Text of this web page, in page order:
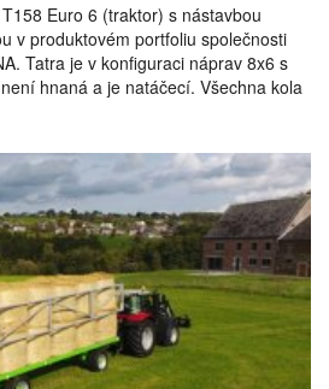
Euro 6 (traktor) s nástavbou
v produktovém portfoliu společnosti
Tatra je v konfiguraci náprav 8x6 s
hnaná a je natáčecí. Všechna kola